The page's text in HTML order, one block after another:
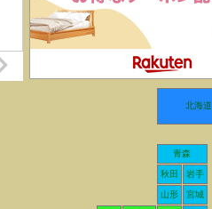
北海道
青森
秋田 岩手
山形 宮城